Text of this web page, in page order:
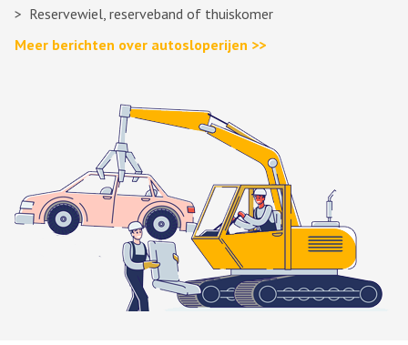
Reservewiel, reserveband of thuiskomer
Meer berichten over autosloperijen >>